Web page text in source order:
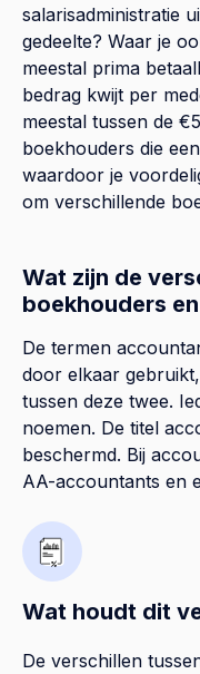
salarisadministratie
gedeelte? Waar je
meestal prima
bedrag kwijt per
meestal tussen de
boekhouders die
waardoor je
om verschillende
Wat zijn de
boekhouders
De termen
door elkaar
tussen deze twee.
noemen. De titel
beschermd. Bij
AA-accountants en
Wat houdt dit
De verschillen